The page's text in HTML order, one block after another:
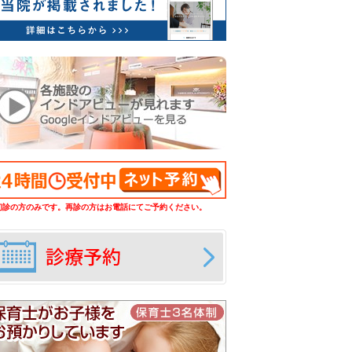
の方のみです。再診の方はお電話にてご予約ください。